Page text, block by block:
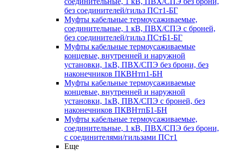
без соединителей/гильз ПСт1-БГ
Муфты кабельные термоусаживаемые,
соединительные, 1 кВ, ПВХ/СПЭ с броней,
без соединителей/гильз ПСтБ1-БГ
Муфты кабельные термоусаживаемые
концевые, внутренней и наружной
установки, 1кВ, ПВХ/СПЭ без брони, без
наконечников ПКВНтп1-БН
Муфты кабельные термоусаживаемые
концевые, внутренней и наружной
установки, 1кВ, ПВХ/СПЭ с броней, без
наконечников ПКВНтпБ1-БН
Муфты кабельные термоусаживаемые,
соединительные, 1 кВ, ПВХ/СПЭ без брони,
с соединителями/гильзами ПСт1
Еще